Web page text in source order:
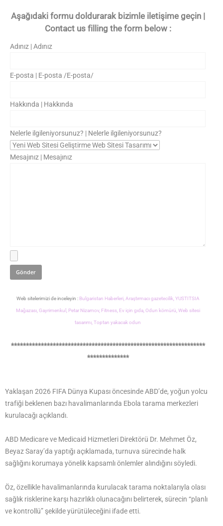
Aşağıdaki formu doldurarak bizimle iletişime geçin |
Contact us filling the form below :
Adınız | Adınız
E-posta | E-posta /E-posta/
Hakkında | Hakkında
Nelerle ilgileniyorsunuz? | Nelerle ilgileniyorsunuz?
Mesajınız | Mesajınız
Web sitelerimizi de inceleyin : Bulgaristan Haberleri,Araştırmacı gazetecilik,YUSTITSIA
Mağazası,Gayrimenkul, Petar Nizamov, Fitness, Ev için gıda,Odun kömürü,Web sitesi
tasarımı,Toptan yakacak odun
*****************************************************************
**************
Yaklaşan 2026 FIFA Dünya Kupası öncesinde ABD’de, yoğun yolcu
trafiği beklenen bazı havalimanlarında Ebola tarama merkezleri
kurulacağı açıklandı.
ABD Medicare ve Medicaid Hizmetleri Direktörü Dr. Mehmet Öz,
Beyaz Saray’da yaptığı açıklamada, turnuva sürecinde halk
sağlığını korumaya yönelik kapsamlı önlemler alındığını söyledi.
Öz, özellikle havalimanlarında kurulacak tarama noktalarıyla olası
sağlık risklerine karşı hazırlıklı olunacağını belirterek, sürecin “planlı
ve kontrollü” şekilde yürütüleceğini ifade etti.